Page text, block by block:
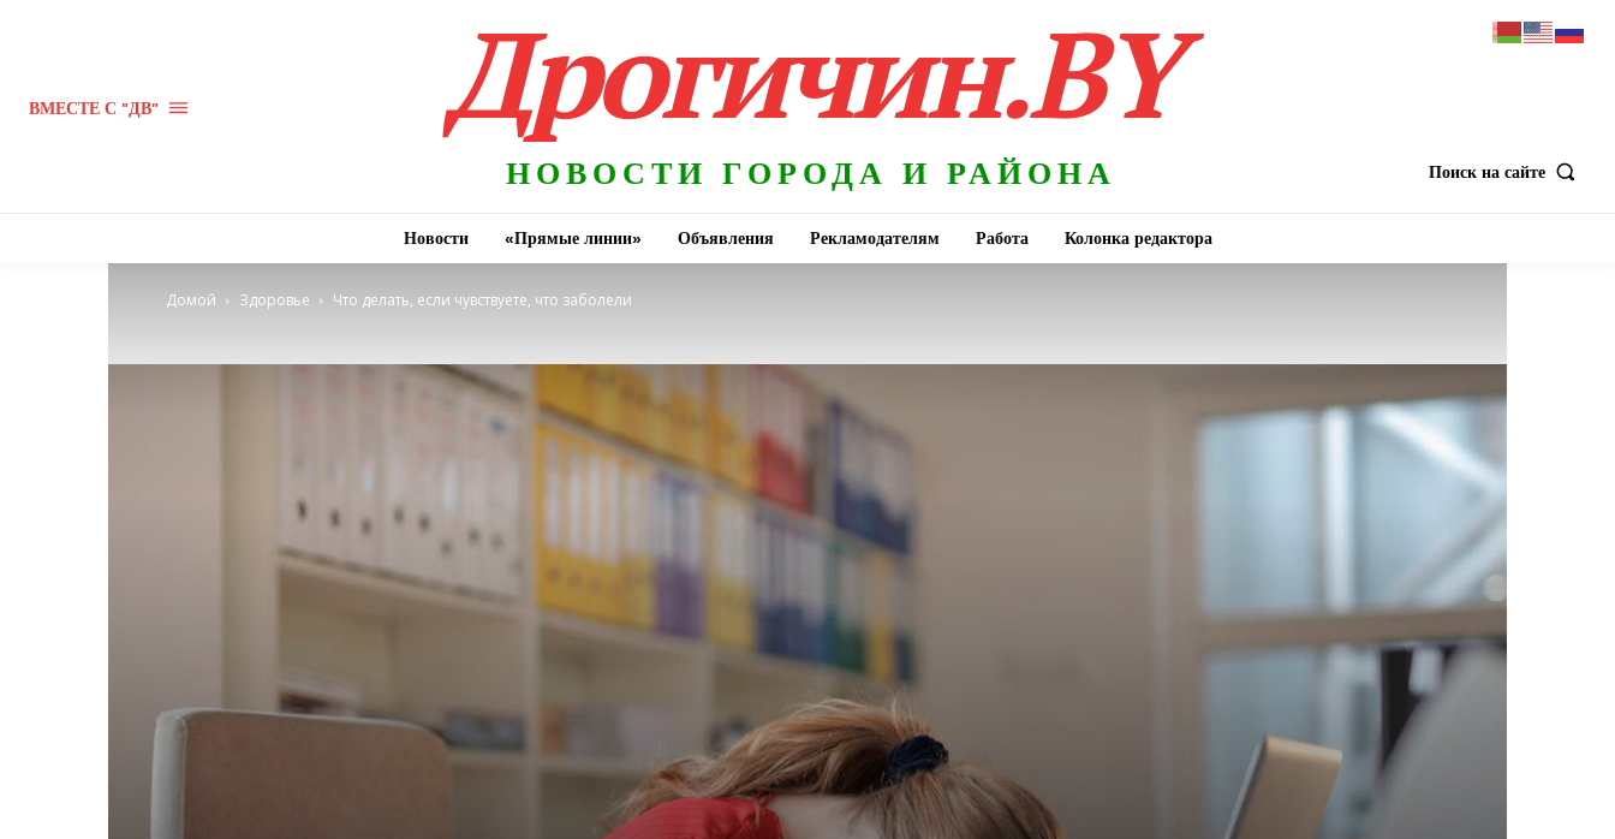
ВМЕСТЕ С "ДВ" Дрогичин.BY
НОВОСТИ ГОРОДА И РАЙОНА Поиск на сайте
Новости «Прямые линии» Объявления Рекламодателям Работа Колонка редактора
Домой Здоровье Что делать, если чувствуете, что заболели